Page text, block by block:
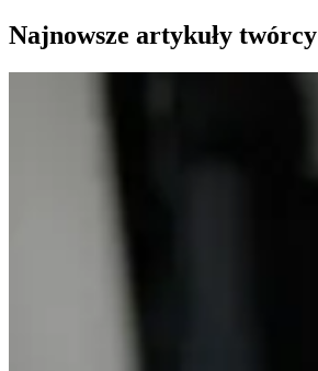
Najnowsze artykuły twórcy